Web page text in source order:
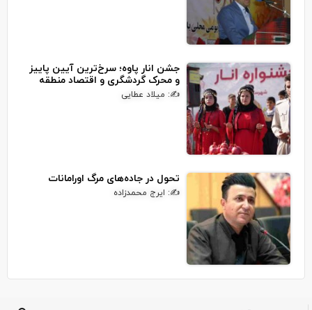
جشن انار پاوه؛ سرخ‌ترین آیین پاییز
و محرک گردشگری و اقتصاد منطقه
✍: میلاد عطایی
تحول در جاده‌های مرگ اورامانات
✍: ایرج محمدزاده